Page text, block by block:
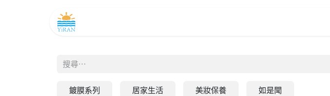
鍍膜系列 居家生活 美妝保養 如是聞